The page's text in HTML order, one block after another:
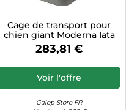
Cage de transport pour
chien giant Moderna Iata
Gateway Noir 99,2x65,7x81,3
cm
283,81 €
Voir l'offre
Galop Store FR